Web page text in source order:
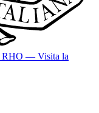
RHO — Visita la